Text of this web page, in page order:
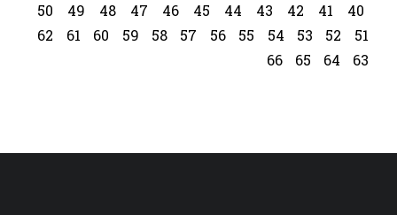
40
41
42
43
44
45
46
47
48
49
50
51
52
53
54
55
56
57
58
59
60
61
62
63
64
65
66